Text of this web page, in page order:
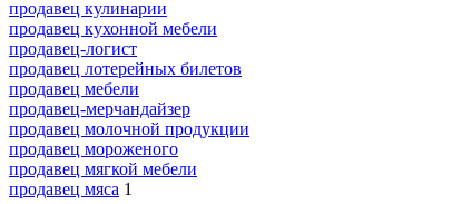
продавец кулинарии
продавец кухонной мебели
продавец-логист
продавец лотерейных билетов
продавец мебели
продавец-мерчандайзер
продавец молочной продукции
продавец мороженого
продавец мягкой мебели
продавец мяса 1